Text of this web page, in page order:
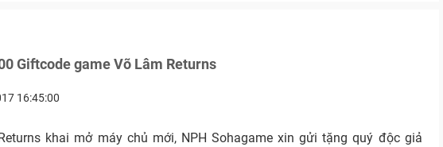
Giftcode game Võ Lâm Returns
16:45:00
khai mở máy chủ mới, NPH Sohagame xin gửi tặng quý độc giả